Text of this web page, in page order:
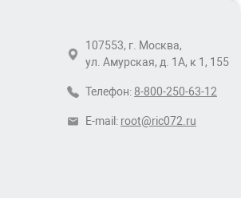
107553, г. Москва,
ул. Амурская, д. 1А, к 1, 155
Телефон: 8-800-250-63-12
E-mail: root@ric072.ru